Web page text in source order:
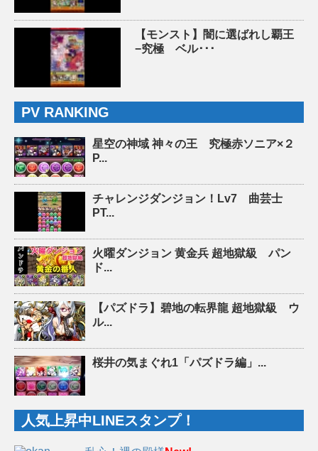
【モンスト】闇に選ばれし覇王
−究極 ベル･･･
PV RANKING
星空の神域 神々の王 究極赤ソニア×２
P...
チャレンジダンジョン！Lv7 曲芸士
PT...
火曜ダンジョン 黄金兵 超地獄級 パン
ド...
【パズドラ】碧地の転界龍 超地獄級 ウ
ル...
桜井の気まぐれ1「パズドラ編」...
人気上昇中LINEスタンプ！